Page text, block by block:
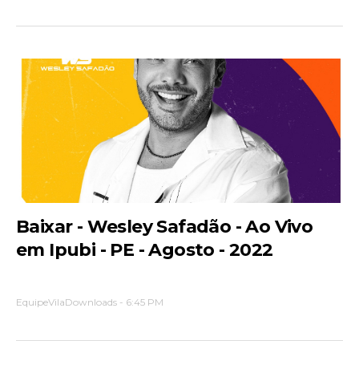
Baixar - Wesley Safadão - Ao Vivo
em Ipubi - PE - Agosto - 2022
EquipeVilaDownloads - 6:45 PM